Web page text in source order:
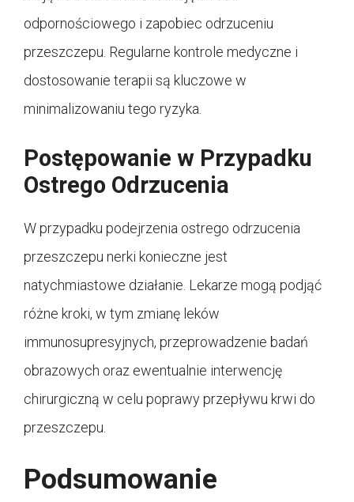
odpornościowego i zapobiec odrzuceniu
przeszczepu. Regularne kontrole medyczne i
dostosowanie terapii są kluczowe w
minimalizowaniu tego ryzyka.
Postępowanie w Przypadku
Ostrego Odrzucenia
W przypadku podejrzenia ostrego odrzucenia
przeszczepu nerki konieczne jest
natychmiastowe działanie. Lekarze mogą podjąć
różne kroki, w tym zmianę leków
immunosupresyjnych, przeprowadzenie badań
obrazowych oraz ewentualnie interwencję
chirurgiczną w celu poprawy przepływu krwi do
przeszczepu.
Podsumowanie